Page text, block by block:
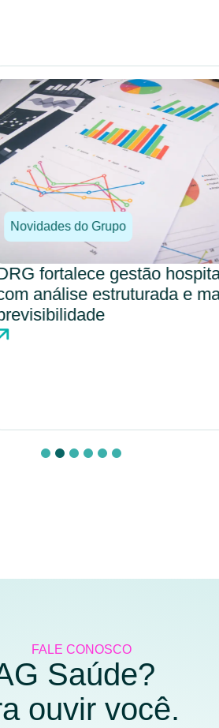
do Grupo
gestão hospitalar
estruturada e maior
FALE CONOSCO
Saúde?
ouvir você.